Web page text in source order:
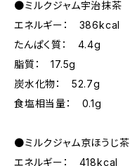
●ミルクジャム宇治抹茶
エネルギー： 386kcal
たんぱく質： 4.4g
脂質： 17.5g
炭水化物： 52.7g
食塩相当量： 0.1g
●ミルクジャム京ほうじ茶
エネルギー： 418kcal